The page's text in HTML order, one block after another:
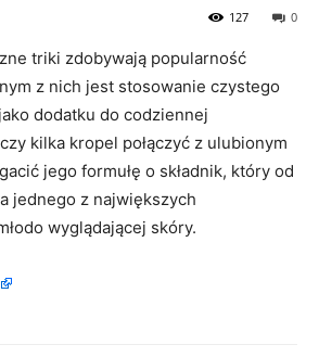
0
127
triki zdobywają popularność
z nich jest stosowanie czystego
dodatku do codziennej
kilka kropel połączyć z ulubionym
jego formułę o składnik, który od
jednego z największych
wyglądającej skóry.